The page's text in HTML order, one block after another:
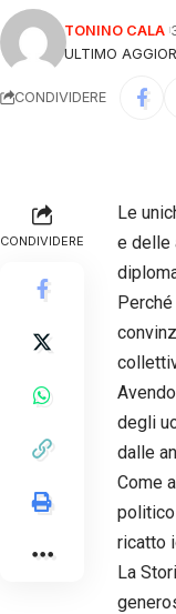
ULTIMO
TONINO CALA
CONDIVIDERE
CONDIVIDERE
Le
e delle
degli
dalle
Come
politico
ricatto
La